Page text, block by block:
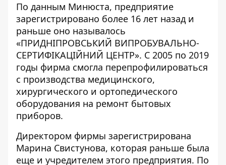
По данным Минюста, предприятие
зарегистрировано более 16 лет назад и
раньше оно называлось
«ПРИДНІПРОВСЬКИЙ ВИПРОБУВАЛЬНО-
СЕРТИФІКАЦІЙНИЙ ЦЕНТР». С 2005 по 2019
годы фирма смогла перепрофилироваться
с производства медицинского,
хирургического и ортопедического
оборудования на ремонт бытовых
приборов.
Директором фирмы зарегистрирована
Марина Свистунова, которая раньше была
еще и учредителем этого предприятия. По